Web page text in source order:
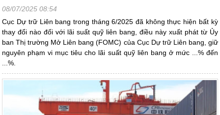
08/07/2025 08:54
Cục Dự trữ Liên bang trong tháng 6/2025 đã không thực hiện bất kỳ
thay đổi nào đối với lãi suất quỹ liên bang, điều này xuất phát từ Ủy
ban Thị trường Mở Liên bang (FOMC) của Cục Dự trữ Liên bang, giữ
nguyên phạm vi mục tiêu cho lãi suất quỹ liên bang ở mức ...% đến
...%.